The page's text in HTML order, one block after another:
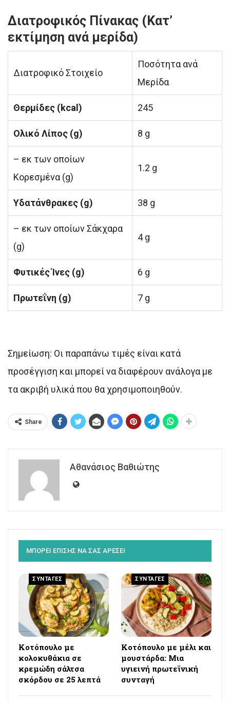
Διατροφικός Πίνακας (Κατ’
εκτίμηση ανά μερίδα)
Διατροφικό Στοιχείο
Ποσότητα ανά
Μερίδα
Θερμίδες (kcal) 245
Ολικό Λίπος (g) 8 g
– εκ των οποίων
Κορεσμένα (g)
1.2 g
Υδατάνθρακες (g) 38 g
– εκ των οποίων Σάκχαρα
(g)
4 g
Φυτικές Ίνες (g) 6 g
Πρωτεΐνη (g) 7 g
Σημείωση: Οι παραπάνω τιμές είναι κατά
προσέγγιση και μπορεί να διαφέρουν ανάλογα με
τα ακριβή υλικά που θα χρησιμοποιηθούν.
Share
Αθανάσιος Βαθιώτης
ΜΠΟΡΕΙ ΕΠΙΣΗΣ ΝΑ ΣΑΣ ΑΡΕΣΕΙ
ΣΥΝΤΑΓΕΣ
Κοτόπουλο με
κολοκυθάκια σε
κρεμώδη σάλτσα
σκόρδου σε 25 λεπτά
ΣΥΝΤΑΓΕΣ
Κοτόπουλο με μέλι και
μουστάρδα: Μια
υγιεινή πρωτεϊνική
συνταγή